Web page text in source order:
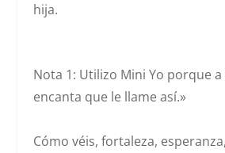
hija.
Nota 1: Utilizo Mini Yo porque a
encanta que le llame así.»
Cómo véis, fortaleza,